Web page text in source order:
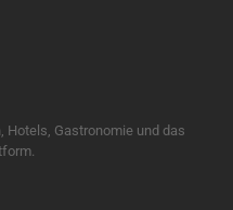
Hotels, Gastronomie und das